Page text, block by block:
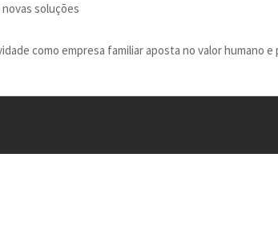
soluções
como empresa familiar aposta no valor humano